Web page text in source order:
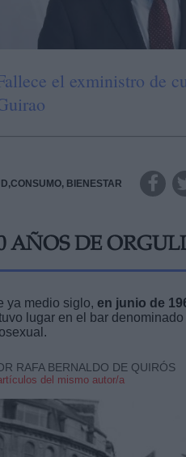
el exministro de
BIENESTAR
AÑOS DE
ya medio siglo, en junio de
lugar en el bar denominado
RAFA BERNALDO DE QUIRÓS
del mismo autor/a